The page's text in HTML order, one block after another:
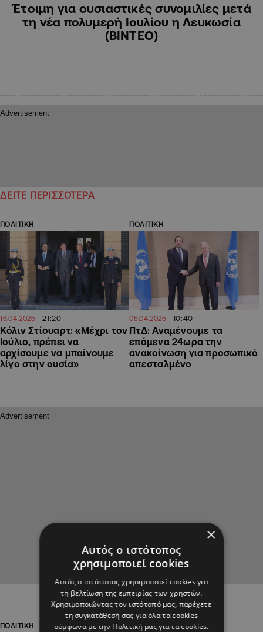
Έτοιμη για ουσιαστικές συνομιλίες μετά
τη νέα πολυμερή Ιουλίου η Λευκωσία
(ΒΙΝΤΕΟ)
ΔΕΙΤΕ ΠΕΡΙΣΣΟΤΕΡΑ
ΠΟΛΙΤΙΚΗ
16.04.2025 21:20
Κόλιν Στίουαρτ: «Μέχρι τον
Ιούλιο, πρέπει να
αρχίσουμε να μπαίνουμε
λίγο στην ουσία»
ΠΟΛΙΤΙΚΗ
05.04.2025 10:40
ΠτΔ: Αναμένουμε τα
επόμενα 24ωρα την
ανακοίνωση για προσωπικό
απεσταλμένο
ΠΟΛΙΤΙΚΗ ΠΟΛΙΤΙΚΗ
×
Αυτός ο ιστότοπος
χρησιμοποιεί cookies
Αυτός ο ιστότοπος χρησιμοποιεί cookies για
τη βελτίωση της εμπειρίας των χρηστών.
Χρησιμοποιώντας τον ιστότοπό μας, παρέχετε
τη συγκατάθεσή σας για όλα τα cookies
σύμφωνα με την Πολιτική μας για τα cookies.